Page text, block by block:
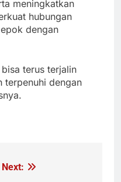
meningkatkan
hubungan
dengan
terus terjalin
terpenuhi dengan
Next: